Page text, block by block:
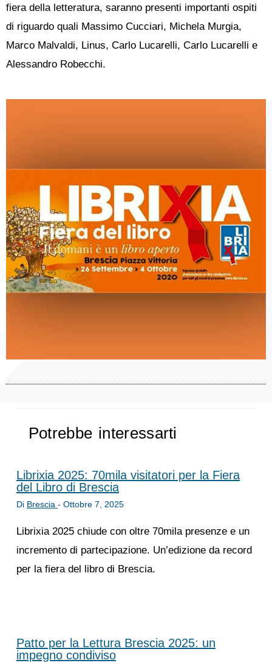
fiera della letteratura, saranno presenti importanti ospiti
di riguardo quali Massimo Cucciari, Michela Murgia,
Marco Malvaldi, Linus, Carlo Lucarelli, Carlo Lucarelli e
Alessandro Robecchi.
Potrebbe interessarti
Librixia 2025: 70mila visitatori per la Fiera
del Libro di Brescia
Di Brescia - Ottobre 7, 2025
Librixia 2025 chiude con oltre 70mila presenze e un
incremento di partecipazione. Un’edizione da record
per la fiera del libro di Brescia.
Patto per la Lettura Brescia 2025: un
impegno condiviso